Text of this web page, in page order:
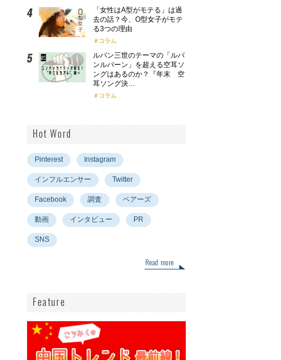
「女性はA型がモテる」は過
去の話？今、O型女子がモテ
る3つの理由
コラム
ルパン三世のテーマの「ルパ
ンルパーン」を超える空耳ソ
ングはあるのか？『年末 空
耳ソング決…
コラム
Hot Word
Pinterest Instagram
インフルエンサー Twitter
Facebook 調査 ペアーズ
動画 インタビュー PR
SNS
Read more
Feature